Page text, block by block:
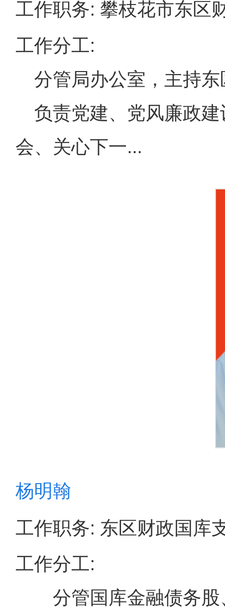
工作职务: 攀枝花市东区
工作分工:
分管局办公室，主持东
负责党建、党风廉政建
会、关心下一...
杨明翰
工作职务: 东区财政国库
工作分工:
分管国库金融债务股